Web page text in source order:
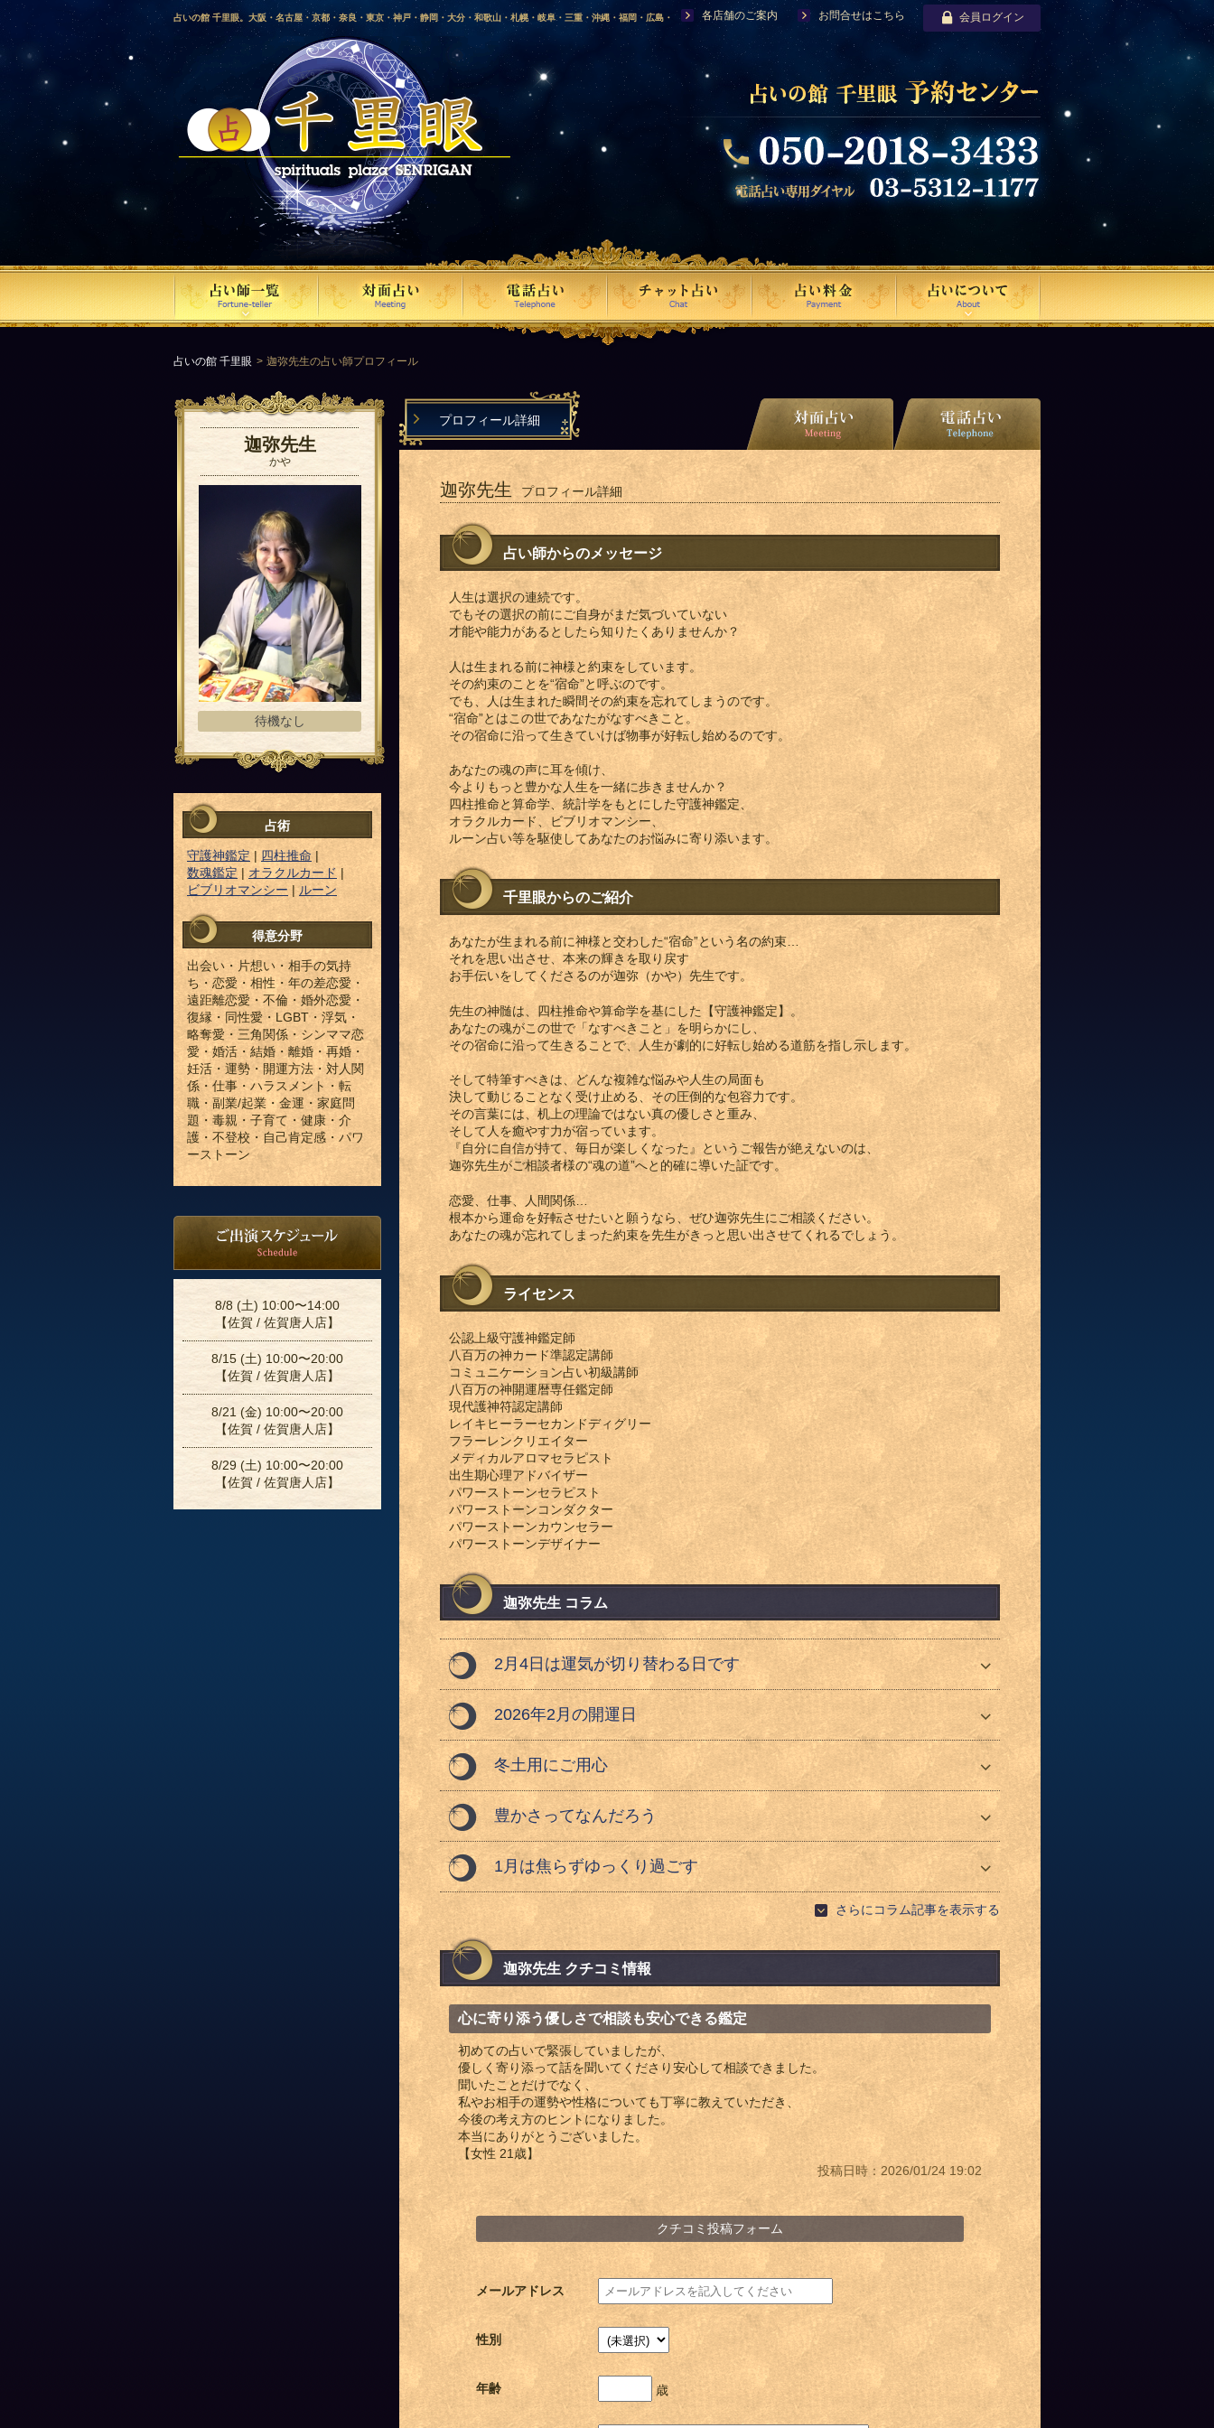
占いの館 千里眼。大阪・名古屋・京都・奈良・東京・神戸・静岡・大分・和歌山・札幌・岐阜・三重・沖縄・福岡・広島・
愛媛・鹿児島・徳島・香川・山形・岡山・横浜・千葉・福島・岩手・高知・熊本・群馬・滋賀・福井・仙台・山口・宮崎・山
梨・長野・埼玉・茨城・栃木・金沢・佐賀・長崎・鳥取・富山・新潟・秋田・青森・島根に店舗を構える、口コミで評判の人
気占い師による占い。
各店舗のご案内 お問合せはこちら 会員ログイン
占いの館 千里眼 迦弥先生の占い師プロフィール
迦弥先生
かや
待機なし
占術
守護神鑑定 | 四柱推命|
数魂鑑定 | オラクルカード |
ビブリオマンシー |ルーン
得意分野
出会い・片想い・相手の気持
ち・恋愛・相性・年の差恋愛・
遠距離恋愛・不倫・婚外恋愛・
復縁・同性愛・LGBT・浮気・
略奪愛・三角関係・シンママ恋
愛・婚活・結婚・離婚・再婚・
妊活・運勢・開運方法・対人関
係・仕事・ハラスメント・転
職・副業/起業・金運・家庭問
題・毒親・子育て・健康・介
護・不登校・自己肯定感・パワ
ーストーン
8/8 (土) 10:00〜14:00
【佐賀 / 佐賀唐人店】
8/15 (土) 10:00〜20:00
【佐賀 / 佐賀唐人店】
8/21 (金) 10:00〜20:00
【佐賀 / 佐賀唐人店】
8/29 (土) 10:00〜20:00
【佐賀 / 佐賀唐人店】
プロフィール詳細
迦弥先生 プロフィール詳細
占い師からのメッセージ
人生は選択の連続です。
でもその選択の前にご自身がまだ気づいていない
才能や能力があるとしたら知りたくありませんか？
人は生まれる前に神様と約束をしています。
その約束のことを“宿命”と呼ぶのです。
でも、人は生まれた瞬間その約束を忘れてしまうのです。
“宿命”とはこの世であなたがなすべきこと。
その宿命に沿って生きていけば物事が好転し始めるのです。
あなたの魂の声に耳を傾け、
今よりもっと豊かな人生を一緒に歩きませんか？
四柱推命と算命学、統計学をもとにした守護神鑑定、
オラクルカード、ビブリオマンシー、
ルーン占い等を駆使してあなたのお悩みに寄り添います。
千里眼からのご紹介
あなたが生まれる前に神様と交わした“宿命”という名の約束…
それを思い出させ、本来の輝きを取り戻す
お手伝いをしてくださるのが迦弥（かや）先生です。
先生の神髄は、四柱推命や算命学を基にした【守護神鑑定】。
あなたの魂がこの世で「なすべきこと」を明らかにし、
その宿命に沿って生きることで、人生が劇的に好転し始める道筋を指し示します。
そして特筆すべきは、どんな複雑な悩みや人生の局面も
決して動じることなく受け止める、その圧倒的な包容力です。
その言葉には、机上の理論ではない真の優しさと重み、
そして人を癒やす力が宿っています。
『自分に自信が持て、毎日が楽しくなった』というご報告が絶えないのは、
迦弥先生がご相談者様の“魂の道”へと的確に導いた証です。
恋愛、仕事、人間関係…
根本から運命を好転させたいと願うなら、ぜひ迦弥先生にご相談ください。
あなたの魂が忘れてしまった約束を先生がきっと思い出させてくれるでしょう。
ライセンス
公認上級守護神鑑定師
八百万の神カード準認定講師
コミュニケーション占い初級講師
八百万の神開運暦専任鑑定師
現代護神符認定講師
レイキヒーラーセカンドディグリー
フラーレンクリエイター
メディカルアロマセラピスト
出生期心理アドバイザー
パワーストーンセラピスト
パワーストーンコンダクター
パワーストーンカウンセラー
パワーストーンデザイナー
迦弥先生 コラム
2月4日は運気が切り替わる日です
2026年2月の開運日
冬土用にご用心
豊かさってなんだろう
1月は焦らずゆっくり過ごす
さらにコラム記事を表示する
迦弥先生 クチコミ情報
心に寄り添う優しさで相談も安心できる鑑定
初めての占いで緊張していましたが、
優しく寄り添って話を聞いてくださり安心して相談できました。
聞いたことだけでなく、
私やお相手の運勢や性格についても丁寧に教えていただき、
今後の考え方のヒントになりました。
本当にありがとうございました。
【女性 21歳】
投稿日時：2026/01/24 19:02
クチコミ投稿フォーム
メールアドレス
性別
年齢 歳